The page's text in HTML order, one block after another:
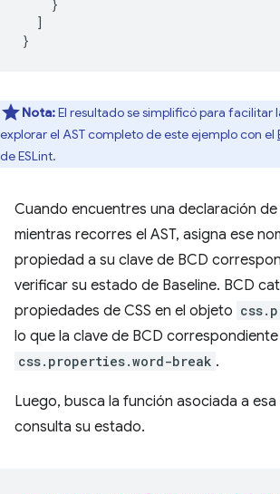
}
]
}
Nota:El resultado se simplificó para facilitar
explorar el AST completo de este ejemplo con el
de ESLint.
Cuando encuentres una declaración
mientras recorres el AST, asigna ese
propiedad a su clave de BCD
verificar su estado de Baseline. BCD
propiedades de CSS en el objeto
lo que la clave de BCD correspondiente
css.properties.word-break .
Luego, busca la función asociada a
consulta su estado.